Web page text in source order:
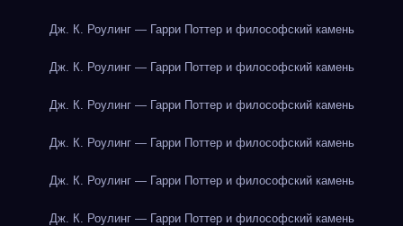
Дж. К. Роулинг — Гарри Поттер и философский камень
Дж. К. Роулинг — Гарри Поттер и философский камень
Дж. К. Роулинг — Гарри Поттер и философский камень
Дж. К. Роулинг — Гарри Поттер и философский камень
Дж. К. Роулинг — Гарри Поттер и философский камень
Дж. К. Роулинг — Гарри Поттер и философский камень